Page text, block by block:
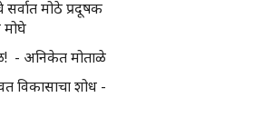
मोठे प्रदूषक
मोघे
- अनिकेत मोताळे
विकासाचा शोध -